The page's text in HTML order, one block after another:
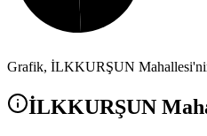
Grafik, İLKKURŞUN
İLKKURŞUN